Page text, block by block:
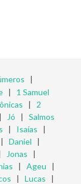
|
| 1 Samuel
| 2
Jó | Salmos
| Isaías |
| Daniel |
Jonas |
| Ageu |
| Lucas |